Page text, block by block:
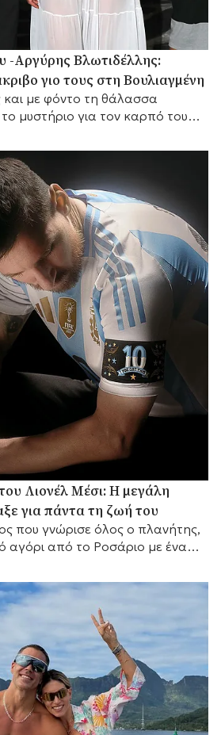
-Αργύρης Βλωτιδέλλης:
γιο τους στη Βουλιαγμένη
και με φόντο τη θάλασσα
μυστήριο για τον καρπό του
Λιονέλ Μέσι: Η μεγάλη
για πάντα τη ζωή του
που γνώρισε όλος ο πλανήτης,
αγόρι από το Ροσάριο με ένα